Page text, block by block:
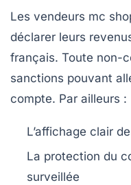
Les vendeurs mc
déclarer leurs
français. Toute non-
sanctions pouvant
compte. Par ailleurs :
L’affichage clair
La protection du
surveillée